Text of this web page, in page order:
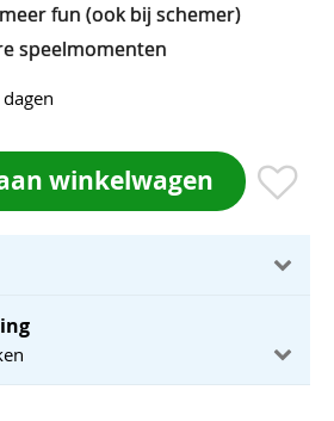
fun (ook bij schemer)
speelmomenten
winkelwagen